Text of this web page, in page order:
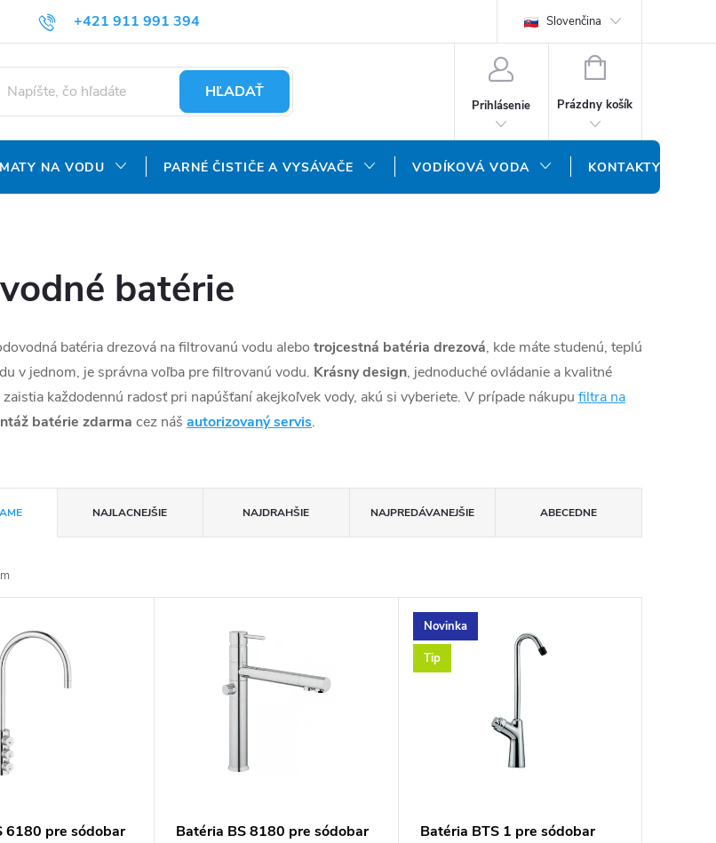
+421 911 991 394
info@aquatechnology.sk
PORIADOK OCHRANA OSOBNÝCH ÚDAJOV DOPRAVA A PLATBA
Slovenčina
HĽADAŤ
Prihlásenie
NÁKUPNÝ
Prázdny košík
NA VODU PARNÉ ČISTIČE A VYSÁVAČE VODÍKOVÁ VODA KONTAKTY
batérie
batéria drezová na filtrovanú vodu alebo trojcestná batéria drezová, kde máte studenú, teplú
v jednom, je správna voľba pre filtrovanú vodu. Krásny design, jednoduché ovládanie a kvalitné
každodennú radosť pri napúšťaní akejkoľvek vody, akú si vyberiete. V prípade nákupu filtra na
batérie zdarma cez náš autorizovaný servis.
NAJLACNEJŠIE NAJDRAHŠIE NAJPREDÁVANEJŠIE ABECEDNE
6180 pre sódobar Batéria BS 8180 pre sódobar
Novinka
Tip
Batéria BTS 1 pre sódobar